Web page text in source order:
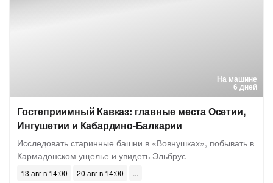
На машине
6 дней
Гостеприимный Кавказ: главные места Осетии,
Ингушетии и Кабардино-Балкарии
Исследовать старинные башни в «Вовнушках», побывать в
Кармадонском ущелье и увидеть Эльбрус
13 авг в 14:00 20 авг в 14:00